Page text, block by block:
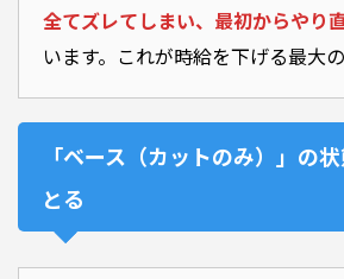
全てズレてしまい、最初からやり
います。これが時給を下げる最大の
「ベース（カットのみ）」の
とる